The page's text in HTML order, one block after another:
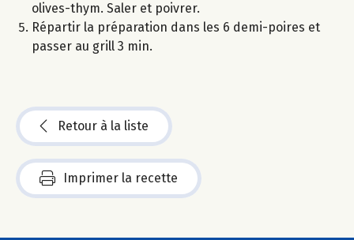
olives-thym. Saler et poivrer.
Répartir la préparation dans les 6 demi-poires et
passer au grill 3 min.
Retour à la liste
Imprimer la recette